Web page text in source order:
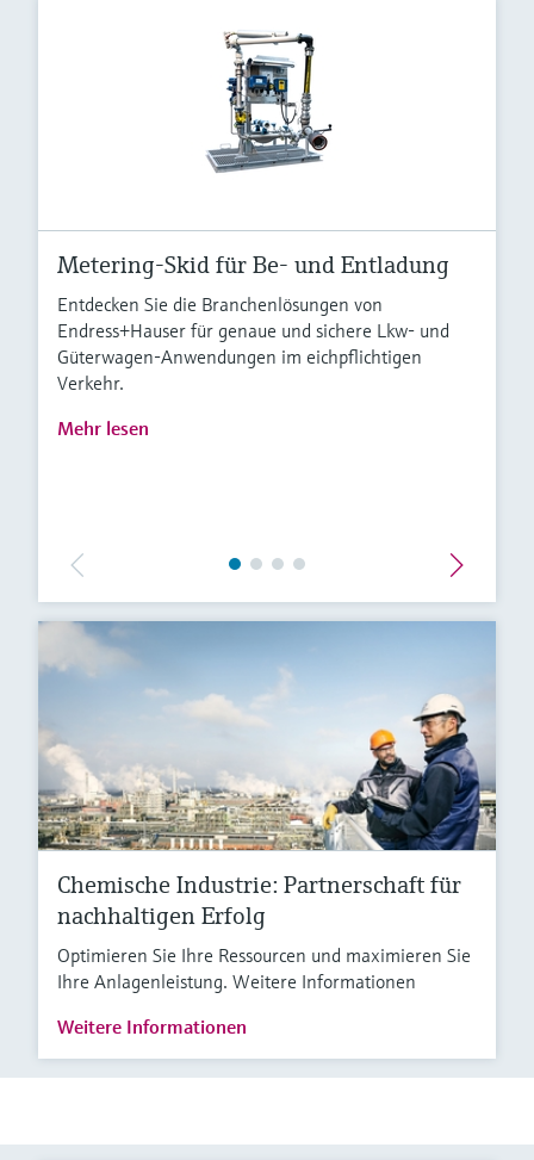
Metering-Skid für Be- und Entladung
Entdecken Sie die Branchenlösungen von
Endress+Hauser für genaue und sichere Lkw- und
Güterwagen-Anwendungen im eichpflichtigen
Verkehr.
Mehr lesen
Chemische Industrie: Partnerschaft für
nachhaltigen Erfolg
Optimieren Sie Ihre Ressourcen und maximieren Sie
Ihre Anlagenleistung. Weitere Informationen
Weitere Informationen